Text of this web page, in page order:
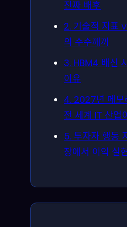
진짜 배후
2. 기술적 지표
의 수수께끼
3. HBM4 배신
이유
4. 2027년 메모
전 세계 IT 산업
5. 투자자 행동
장에서 이익 실